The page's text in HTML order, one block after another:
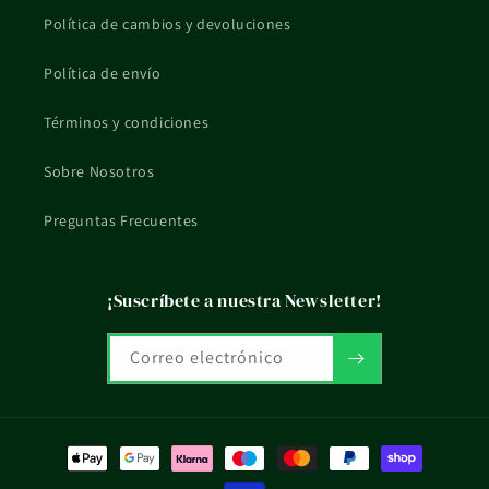
profesional sanitario.
La información de esta ficha es orientativa y no sustituye el
consejo profesional ni el etiquetado oficial del fabricante.
Política de cambios y devoluciones
Política de envío
Términos y condiciones
Sobre Nosotros
Preguntas Frecuentes
¡Suscríbete a nuestra Newsletter!
Correo electrónico
Formas